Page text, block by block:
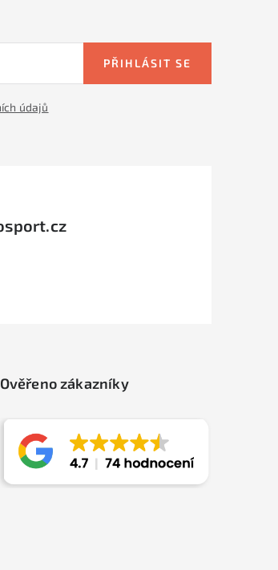
údajů
PŘIHLÁSIT SE
Ověřeno zákazníky